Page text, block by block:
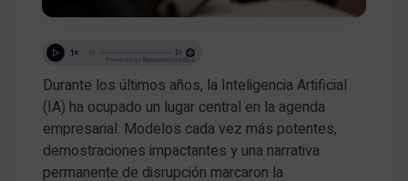
Durante los últimos años, la Inteligencia Artificial
(IA) ha ocupado un lugar central en la agenda
empresarial. Modelos cada vez más potentes,
demostraciones impactantes y una narrativa
permanente de disrupción marcaron la